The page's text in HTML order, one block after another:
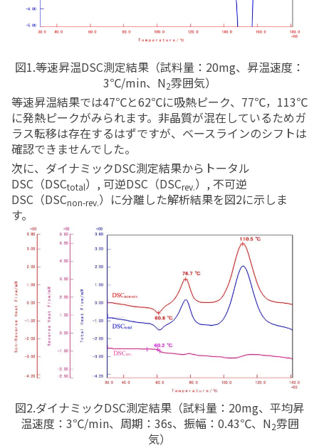
図1.等速昇温DSC測定結果（試料量：20mg、昇温速度：
3℃/min、N2雰囲気）
等速昇温結果では47℃と62℃に吸熱ピーク、 77℃， 113℃
に発熱ピークがみられます。非晶質が混在しているためガ
ラス転移は存在するはずですが、ベースラインのシフトは
確認できませんでした。
次に、ダイナミックDSC測定結果からトータル
DSC（DSCtotal）, 可逆DSC（DSCrev.）, 不可逆
DSC（DSCnon-rev.）に分離した解析結果を図2に示しま
す。
図2.ダイナミックDSC測定結果（試料量：20mg、平均昇
温速度：3℃/min、周期：36s、振幅：0.43℃、N2雰囲
気）